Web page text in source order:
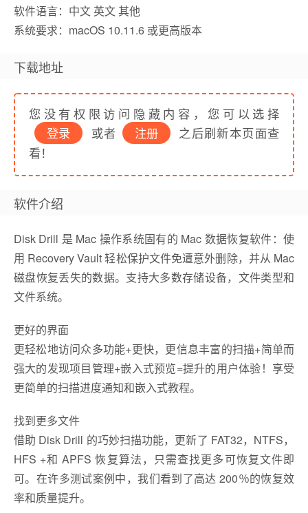
软件语言：中文 英文 其他
系统要求：macOS 10.11.6 或更高版本
下载地址
您没有权限访问隐藏内容，您可以选择
登录
或者 注册
之后刷新本页面查
看！
软件介绍
Disk Drill 是 Mac 操作系统固有的 Mac 数据恢复软件：使
用 Recovery Vault 轻松保护文件免遭意外删除，并从 Mac
磁盘恢复丢失的数据。支持大多数存储设备，文件类型和
文件系统。
更好的界面
更轻松地访问众多功能+更快，更信息丰富的扫描+简单而
强大的发现项目管理+嵌入式预览=提升的用户体验！享受
更简单的扫描进度通知和嵌入式教程。
找到更多文件
借助 Disk Drill 的巧妙扫描功能，更新了 FAT32，NTFS，
HFS +和 APFS 恢复算法，只需查找更多可恢复文件即
可。在许多测试案例中，我们看到了高达 200％的恢复效
率和质量提升。